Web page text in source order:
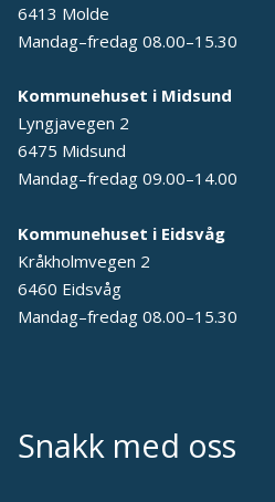
6413 Molde
Mandag–fredag 08.00–15.30
Kommunehuset i Midsund
Lyngjavegen 2
6475 Midsund
Mandag–fredag 09.00–14.00
Kommunehuset i Eidsvåg
Kråkholmvegen 2
6460 Eidsvåg
Mandag–fredag 08.00–15.30
Snakk med oss